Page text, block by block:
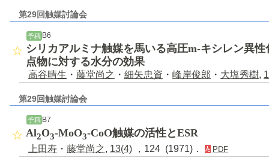
第29回触媒討論会
予稿B6
シリカアルミナ触媒を馬いる高圧m-キシレン異
点物に対する水分の効果
高谷晴生 ・ 藤堂尚之 ・ 細矢忠資 ・ 峰岸俊郎 ・ 大塩秀樹,
第29回触媒討論会
予稿 B7
Al2O3-MoO3-CoO触媒の活性とESR
上田寿 ・ 藤堂尚之, 13(4) ，124 (1971)． PDF